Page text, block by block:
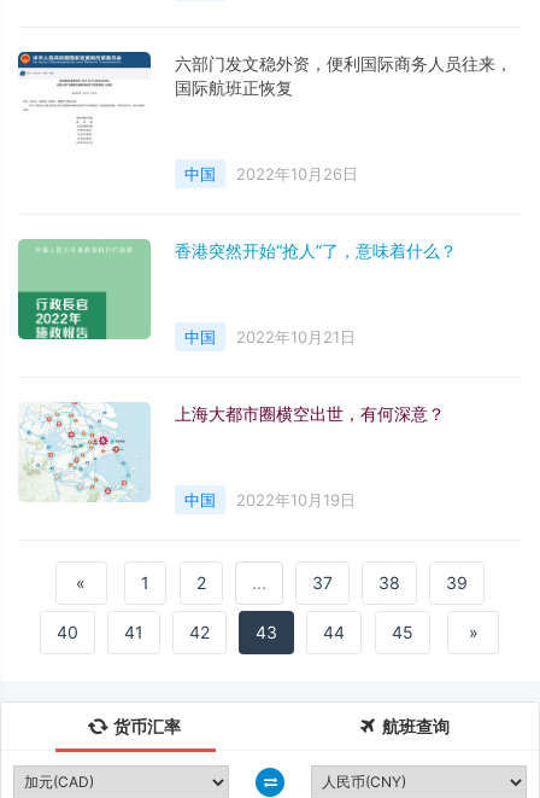
六部门发文稳外资，便利国际商务人员往来，
国际航班正恢复
中国 2022年10月26日
香港突然开始“抢人”了，意味着什么？
中国 2022年10月21日
上海大都市圈横空出世，有何深意？
中国 2022年10月19日
« 1 2 ... 37 38 39
40 41 42 43 44 45 »
货币汇率 航班查询